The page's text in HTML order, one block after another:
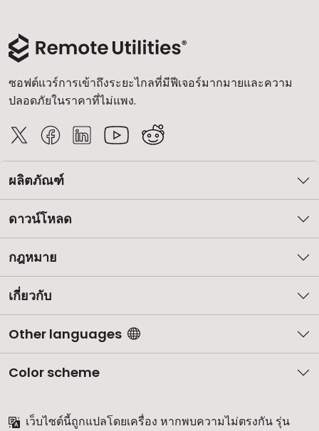
ซอฟต์แวร์การเข้าถึงระยะไกลที่มีฟีเจอร์มากมายและความ
ปลอดภัยในราคาที่ไม่แพง.
ผลิตภัณฑ์
ดาวน์โหลด
กฎหมาย
เกี่ยวกับ
Other languages
Color scheme
เว็บไซต์นี้ถูกแปลโดยเครื่อง หากพบความไม่ตรงกัน รุ่น